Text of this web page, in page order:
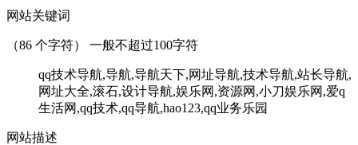
网站关键词
（86 个字符） 一般不超过100字符
qq技术导航,导航,导航天下,网址导航,技术导航,站长导航,
网址大全,滚石,设计导航,娱乐网,资源网,小刀娱乐网,爱q
生活网,qq技术,qq导航,hao123,qq业务乐园
网站描述